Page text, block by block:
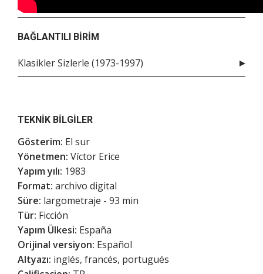
BAĞLANTILI BIRIM
Klasikler Sizlerle (1973-1997)
TEKNIK BILGILER
Gösterim: El sur
Yönetmen: Víctor Erice
Yapım yılı: 1983
Format: archivo digital
Süre: largometraje - 93 min
Tür: Ficción
Yapım Ülkesi: España
Orijinal versiyon: Español
Altyazı: inglés, francés, portugués